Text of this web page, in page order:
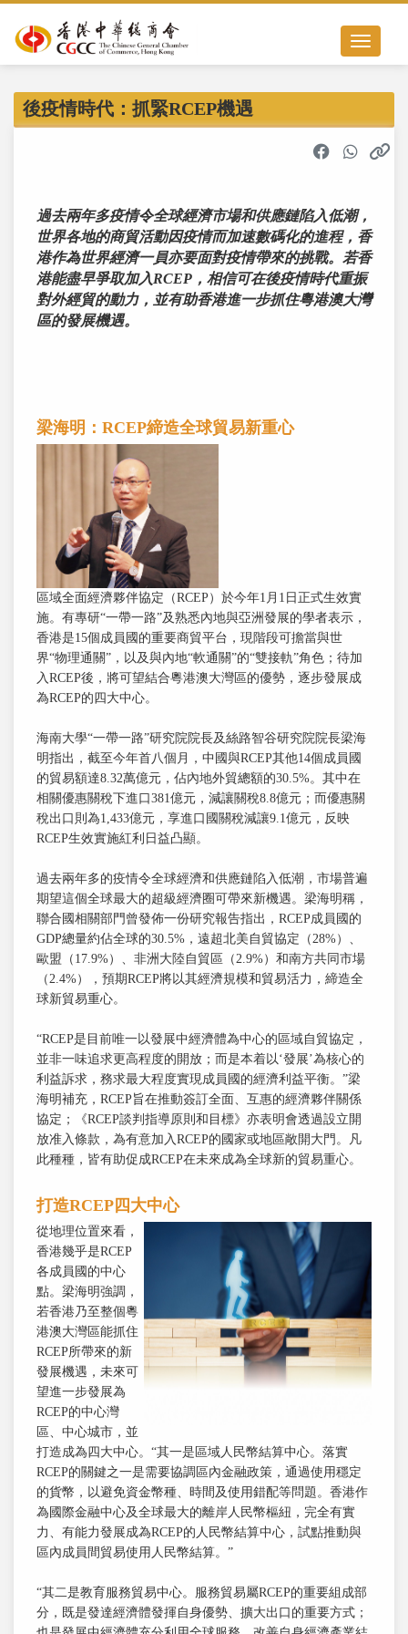
Toggle
後疫情時代：抓緊RCEP機遇
過去兩年多疫情令全球經濟市場和供應鏈陷入低潮，
世界各地的商貿活動因疫情而加速數碼化的進程，香
港作為世界經濟一員亦要面對疫情帶來的挑戰。若香
港能盡早爭取加入RCEP，相信可在後疫情時代重振
對外經貿的動力，並有助香港進一步抓住粵港澳大灣
區的發展機遇。
梁海明：RCEP締造全球貿易新重心
區域全面經濟夥伴協定（RCEP）於今年1月1日正式生效實
施。有專研“一帶一路”及熟悉內地與亞洲發展的學者表示，
香港是15個成員國的重要商貿平台，現階段可擔當與世
界“物理通關”，以及與內地“軟通關”的“雙接軌”角色；待加
入RCEP後，將可望結合粵港澳大灣區的優勢，逐步發展成
為RCEP的四大中心。
海南大學“一帶一路”研究院院長及絲路智谷研究院院長梁海
明指出，截至今年首八個月，中國與RCEP其他14個成員國
的貿易額達8.32萬億元，佔內地外貿總額的30.5%。其中在
相關優惠關稅下進口381億元，減讓關稅8.8億元；而優惠關
稅出口則為1,433億元，享進口國關稅減讓9.1億元，反映
RCEP生效實施紅利日益凸顯。
過去兩年多的疫情令全球經濟和供應鏈陷入低潮，市場普遍
期望這個全球最大的超級經濟圈可帶來新機遇。梁海明稱，
聯合國相關部門曾發佈一份研究報告指出，RCEP成員國的
GDP總量約佔全球的30.5%，遠超北美自貿協定（28%）、
歐盟（17.9%）、非洲大陸自貿區（2.9%）和南方共同市場
（2.4%），預期RCEP將以其經濟規模和貿易活力，締造全
球新貿易重心。
“RCEP是目前唯一以發展中經濟體為中心的區域自貿協定，
並非一味追求更高程度的開放；而是本着以‘發展’為核心的
利益訴求，務求最大程度實現成員國的經濟利益平衡。”梁
海明補充，RCEP旨在推動簽訂全面、互惠的經濟夥伴關係
協定；《RCEP談判指導原則和目標》亦表明會透過設立開
放准入條款，為有意加入RCEP的國家或地區敞開大門。凡
此種種，皆有助促成RCEP在未來成為全球新的貿易重心。
打造RCEP四大中心
從地理位置來看，
香港幾乎是RCEP
各成員國的中心
點。梁海明強調，
若香港乃至整個粵
港澳大灣區能抓住
RCEP所帶來的新
發展機遇，未來可
望進一步發展為
RCEP的中心灣
區、中心城市，並
打造成為四大中心。“其一是區域人民幣結算中心。落實
RCEP的關鍵之一是需要協調區內金融政策，通過使用穩定
的貨幣，以避免資金幣種、時間及使用錯配等問題。香港作
為國際金融中心及全球最大的離岸人民幣樞紐，完全有實
力、有能力發展成為RCEP的人民幣結算中心，試點推動與
區內成員間貿易使用人民幣結算。”
“其二是教育服務貿易中心。服務貿易屬RCEP的重要組成部
分，既是發達經濟體發揮自身優勢、擴大出口的重要方式；